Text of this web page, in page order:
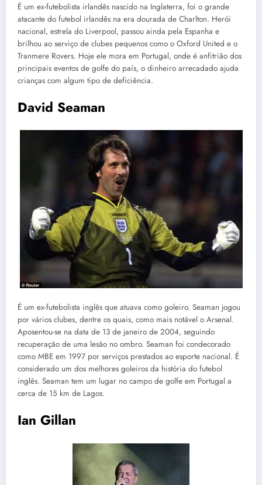
É um ex-futebolista irlandês nascido na Inglaterra, foi o grande
atacante do futebol irlandês na era dourada de Charlton. Herói
nacional, estrela do Liverpool, passou ainda pela Espanha e
brilhou ao serviço de clubes pequenos como o Oxford United e o
Tranmere Rovers. Hoje ele mora em Portugal, onde é anfitrião dos
principais eventos de golfe do país, o dinheiro arrecadado ajuda
crianças com algum tipo de deficiência.
David Seaman
É um ex-futebolista inglês que atuava como goleiro. Seaman jogou
por vários clubes, dentre os quais, como mais notável o Arsenal.
Aposentou-se na data de 13 de janeiro de 2004, seguindo
recuperação de uma lesão no ombro. Seaman foi condecorado
como MBE em 1997 por serviços prestados ao esporte nacional. É
considerado um dos melhores goleiros da história do futebol
inglês. Seaman tem um lugar no campo de golfe em Portugal a
cerca de 15 km de Lagos.
Ian Gillan